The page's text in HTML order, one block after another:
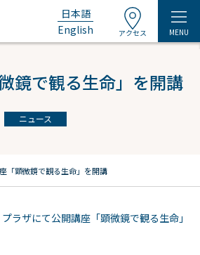
日本語
English
アクセス MENU
鏡で観る生命」を開講
ニュース
「顕微鏡で観る生命」を開講
ラザにて公開講座「顕微鏡で観る生命」